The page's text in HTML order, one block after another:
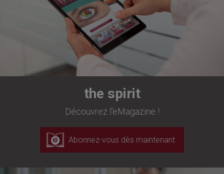
the spirit
Découvrez l'eMagazine !
Abonnez-vous dès maintenant